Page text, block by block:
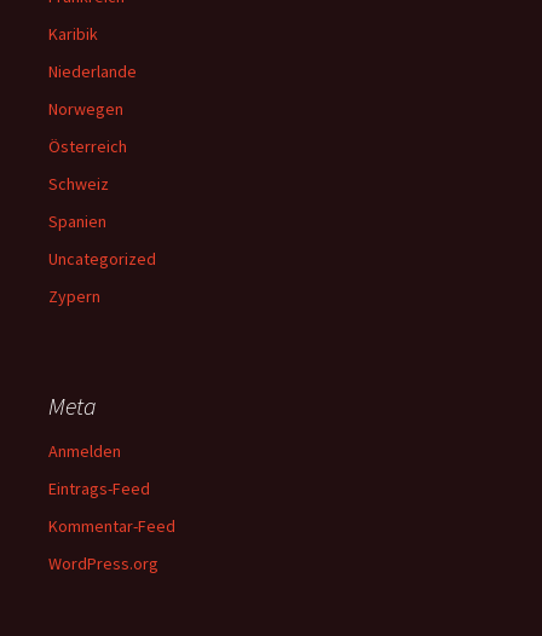
Karibik
Niederlande
Norwegen
Österreich
Schweiz
Spanien
Uncategorized
Zypern
Meta
Anmelden
Eintrags-Feed
Kommentar-Feed
WordPress.org